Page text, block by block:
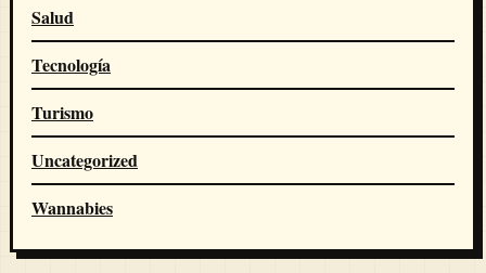
Salud
Tecnología
Turismo
Uncategorized
Wannabies